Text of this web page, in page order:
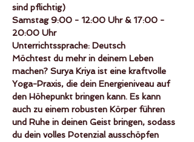
sind pflichtig)
Samstag 9:00 - 12:00 Uhr & 17:00 -
20:00 Uhr
Unterrichtssprache: Deutsch
Möchtest du mehr in deinem Leben
machen? Surya Kriya ist eine kraftvolle
Yoga-Praxis, die dein Energieniveau auf
den Höhepunkt bringen kann. Es kann
auch zu einem robusten Körper führen
und Ruhe in deinen Geist bringen, sodass
du dein volles Potenzial ausschöpfen